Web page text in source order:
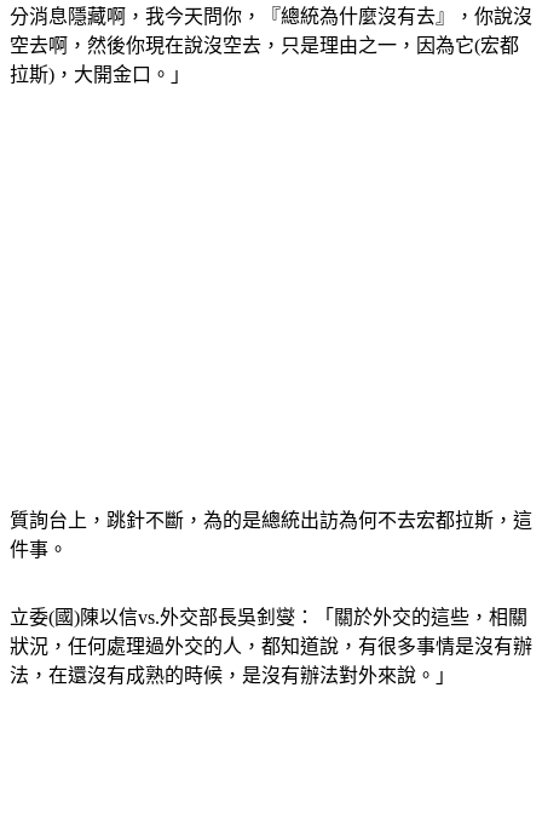
分消息隱藏啊，我今天問你，『總統為什麼沒有去』，你說沒
空去啊，然後你現在說沒空去，只是理由之一，因為它(宏都
拉斯)，大開金口。」
質詢台上，跳針不斷，為的是總統出訪為何不去宏都拉斯，這
件事。
立委(國)陳以信vs.外交部長吳釗燮：「關於外交的這些，相關
狀況，任何處理過外交的人，都知道說，有很多事情是沒有辦
法，在還沒有成熟的時候，是沒有辦法對外來說。」